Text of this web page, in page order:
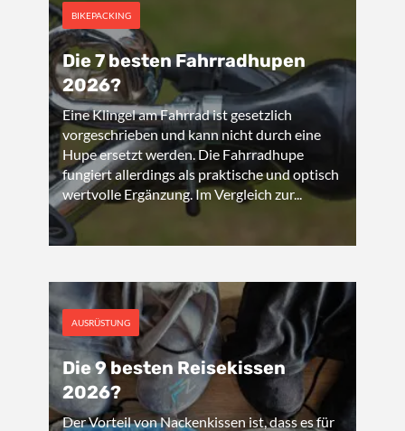
BIKEPACKING
Die 7 besten Fahrradhupen
2026?
Eine Klingel am Fahrrad ist gesetzlich
vorgeschrieben und kann nicht durch eine
Hupe ersetzt werden. Die Fahrradhupe
fungiert allerdings als praktische und optisch
wertvolle Ergänzung. Im Vergleich zur...
AUSRÜSTUNG
Die 9 besten Reisekissen
2026?
Der Vorteil von Nackenkissen ist, dass es für